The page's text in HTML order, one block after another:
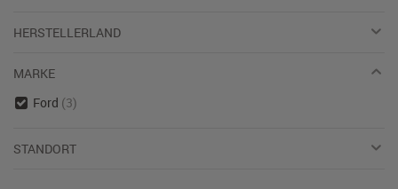
HERSTELLERLAND
MARKE
Ford (3)
STANDORT